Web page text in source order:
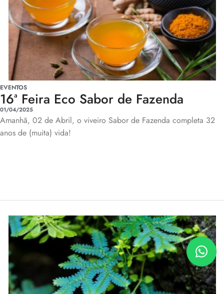
EVENTOS
16ª Feira Eco Sabor de Fazenda
01/04/2025
Amanhã, 02 de Abril, o viveiro Sabor de Fazenda completa 32
anos de (muita) vida!